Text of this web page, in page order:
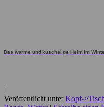
Das warme und kuschelige Heim im
Veröffentlicht unter Kopf->Tisch